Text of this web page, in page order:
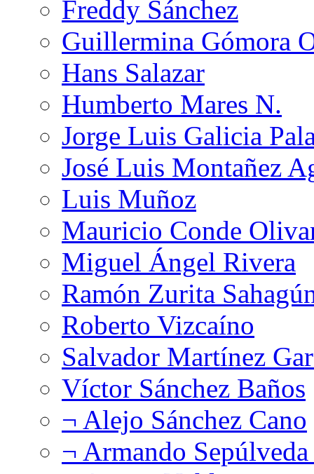
Freddy Sánchez
Guillermina Gómora
Hans Salazar
Humberto Mares N.
Jorge Luis Galicia
José Luis Montañez
Luis Muñoz
Mauricio Conde
Miguel Ángel Rivera
Ramón Zurita
Roberto Vizcaíno
Salvador Martínez
Víctor Sánchez Baños
¬ Alejo Sánchez Cano
¬ Armando